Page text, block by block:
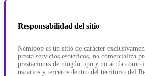
Responsabilidad del sitio
Nomloop es un sitio de carácter
presta servicios esotéricos, no comercializa
prestaciones de ningún tipo y no actúa como
usuarios y terceros dentro del territorio del